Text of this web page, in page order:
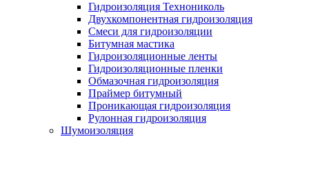
Гидроизоляция Технониколь
Двухкомпонентная гидроизоляция
Смеси для гидроизоляции
Битумная мастика
Гидроизоляционные ленты
Гидроизоляционные пленки
Обмазочная гидроизоляция
Праймер битумный
Проникающая гидроизоляция
Рулонная гидроизоляция
Шумоизоляция